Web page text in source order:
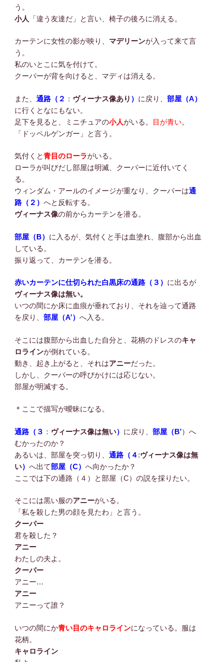
う。
小人
「違う友達だ」と言い、椅子の後ろに消える。
カーテンに女性の影が映り、 マデリーンが入って来て言
う。
私のいとこに気を付けて。
クーパーが背を向けると、マディは消える。
また、 通路（２ ： ヴィーナス像あり ） に戻り、 部屋（A）
に行くとなにもない。
足下を見ると、ミニチュアの小人がいる。 目が青い。
「ドッペルゲンガー」と言う。
気付くと青目のローラがいる。
ローラが叫びだし部屋は明滅、クーパーに近付いてく
る。
ウィンダム・アールのイメージが重なり、クーパーは通
路（２） へと反転する。
ヴィーナス像の前からカーテンを潜る。
部屋（B） に入るが、気付くと手は血塗れ、腹部から出血
している。
振り返って、カーテンを潜る。
赤いカーテンに仕切られた白黒床の通路（３） に出るが
ヴィーナス像は無い。
いつの間にか床に血痕が垂れており、それを辿って通路
を戻り、 部屋（A’） へ入る。
そこには腹部から出血した自分と、花柄のドレスのキャ
ロラインが倒れている。
動き、起き上がると、それはアニーだった。
しかし、クーパーの呼びかけには応じない。
部屋が明滅する。
＊ここで描写が曖昧になる。
通路（３ ： ヴィーナス像は無い） に戻り、 部屋（B’）へ
むかったのか？
あるいは、部屋を突っ切り、 通路 （４:ヴィーナス像は無
い） へ出て部屋（C） へ向かったか？
ここでは下の通路（４）と部屋（C）の説を採りたい。
そこには黒い服のアニーがいる。
「私を殺した男の顔を見たわ」と言う。
クーパー
君を殺した？
アニー
わたしの夫よ。
クーパー
アニー…
アニー
アニーって誰？
いつの間にか青い目のキャロラインになっている。服は
花柄。
キャロライン